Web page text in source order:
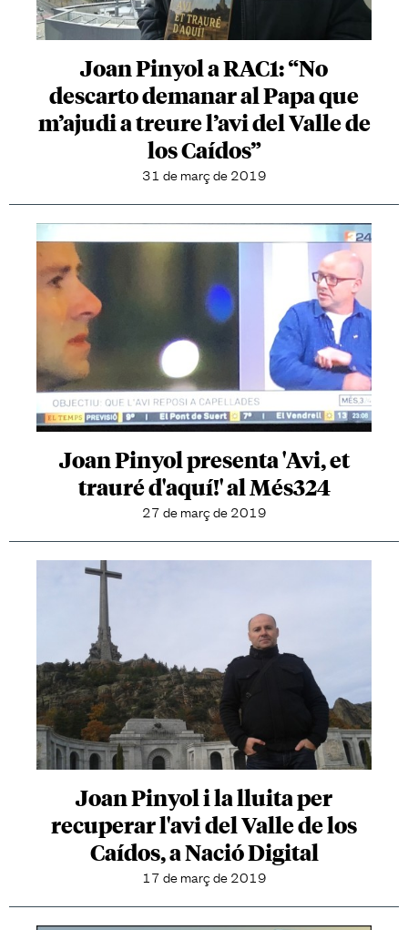
Joan Pinyol a RAC1: “No
descarto demanar al Papa que
m’ajudi a treure l’avi del Valle de
los Caídos”
31 de març de 2019
Joan Pinyol presenta 'Avi, et
trauré d'aquí!' al Més324
27 de març de 2019
Joan Pinyol i la lluita per
recuperar l'avi del Valle de los
Caídos, a Nació Digital
17 de març de 2019